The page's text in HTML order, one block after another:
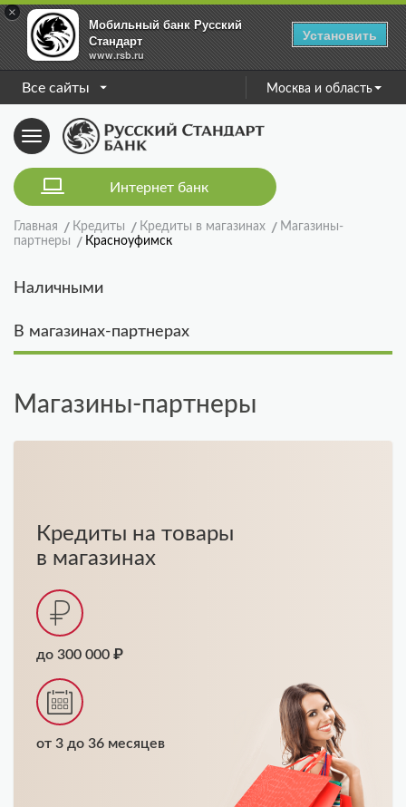
×
Мобильный банк Русский
Стандарт
www.rsb.ru
Установить
Все сайты Москва и область
Toggle
navigation
Интернет банк
Главная Кредиты Кредиты в магазинах
Магазины-
партнеры
Красноуфимск
Наличными
В магазинах-партнерах
Магазины-партнеры
Кредиты на товары
в магазинах
до 300 000 ₽
от 3 до 36 месяцев